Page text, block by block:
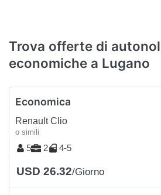
Trova offerte di
economiche a Lugano
Economica
Renault Clio
o simili
5 2 4-5
USD 26.32/Giorno